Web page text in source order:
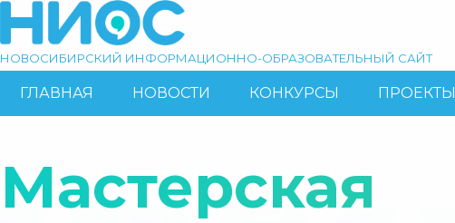
основному
Поиск
НОВОСИБИРСКИЙ ИНФОРМАЦИОННО-ОБРАЗОВАТЕЛЬНЫЙ САЙТ
ОСНОВНАЯ
ГЛАВНАЯ НОВОСТИ КОНКУРСЫ ПРОЕКТЫ
Мастерская